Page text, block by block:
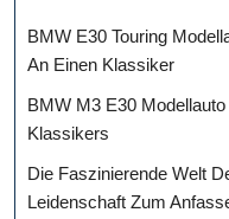
BMW E30 Touring
An Einen Klassiker
BMW M3 E30
Klassikers
Die Faszinierende Welt
Leidenschaft Zum